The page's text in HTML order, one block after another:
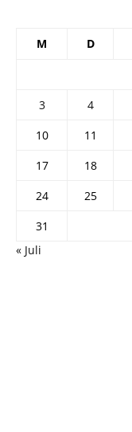
M D
3
4
10
11
17
18
24
25
31
« Juli